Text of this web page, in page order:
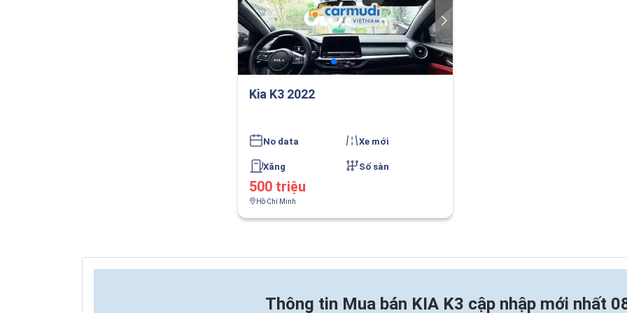
Kia K3 2022
No data Xe mới
Xăng Số sàn
500 triệu
Hồ Chí Minh
Thông tin Mua bán KIA K3 cập nhập mới nhất